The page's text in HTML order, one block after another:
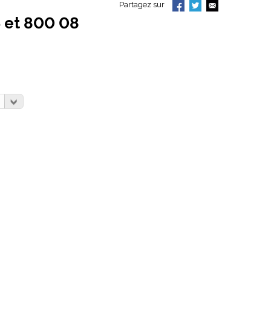
Partagez sur
et 800 08